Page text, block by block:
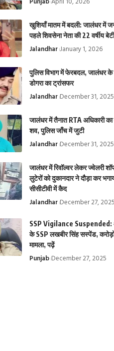
खुशियाँ मातम में बदली: जालंधर में
पहले शिवसेना नेता की 22 वर्षीय
Jalandhar January 1, 2026
पुलिस विभाग में फेरबदल, जालंधर के
डोगरा का ट्रांसफर
Jalandhar December 31, 2025
जालंधर में तैनात RTA अधिकारी का
शव, पुलिस जाँच में जुटी
Jalandhar December 31, 2025
जालंधर में रिवॉल्वर लेकर ज्वेलरी
लुटेरों को दुकानदार ने दौड़ा कर
सीसीटीवी में कैद
Jalandhar December 27, 2025
SSP Vigilance Suspended:
के SSP लखबीर सिंह सस्पेंड,
मामला, पढ़ें
Punjab December 27, 2025